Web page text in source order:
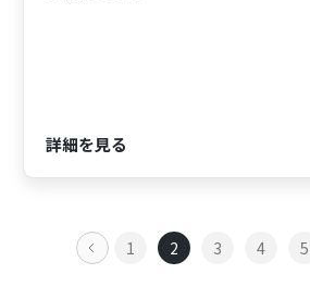
詳細を見る
1 2 3 4 5